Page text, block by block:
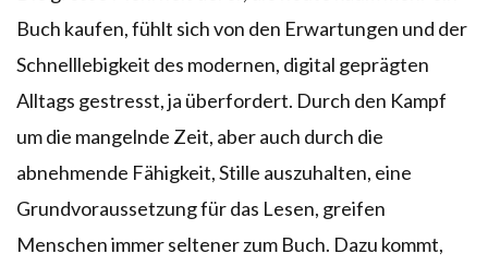
Buch kaufen, fühlt sich von den Erwartungen und der
Schnelllebigkeit des modernen, digital geprägten
Alltags gestresst, ja überfordert. Durch den Kampf
um die mangelnde Zeit, aber auch durch die
abnehmende Fähigkeit, Stille auszuhalten, eine
Grundvoraussetzung für das Lesen, greifen
Menschen immer seltener zum Buch. Dazu kommt,